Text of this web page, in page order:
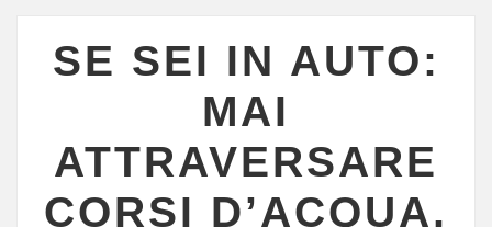
SE SEI IN AUTO:
MAI
ATTRAVERSARE
CORSI D’ACQUA,